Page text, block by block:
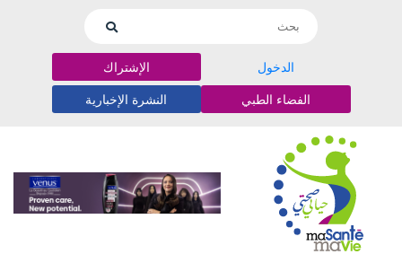
الدخول الإشتراك
الفضاء الطبي النشرة الإخبارية